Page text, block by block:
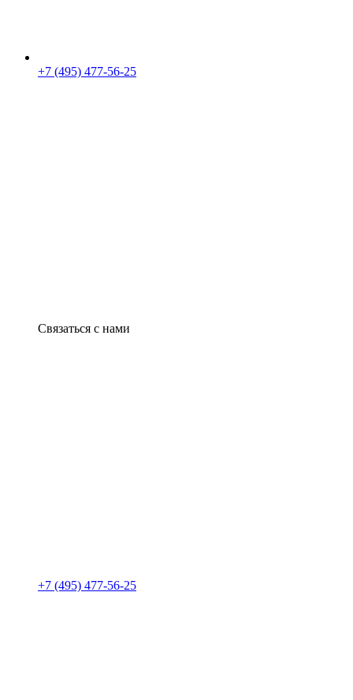
+7 (495) 477-56-25
Связаться с нами
+7 (495) 477-56-25